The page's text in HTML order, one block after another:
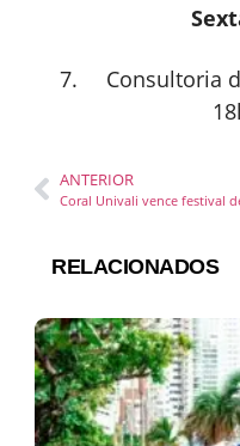
Consultoria
ANTERIOR
RELACIONADOS